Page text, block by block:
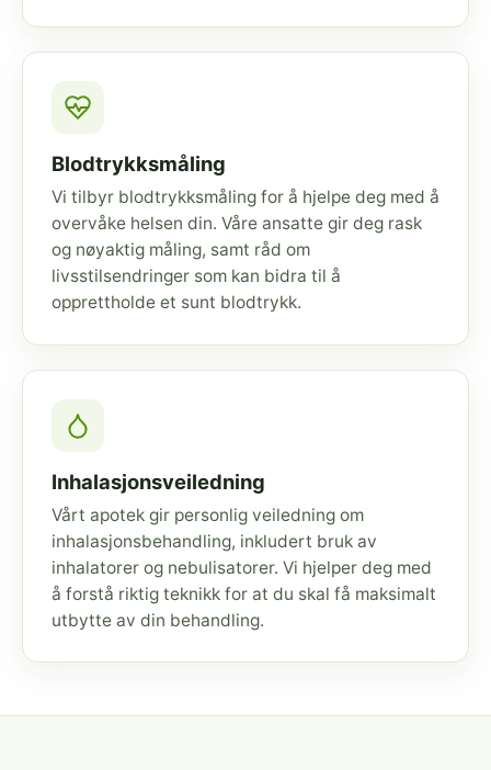
Blodtrykksmåling
Vi tilbyr blodtrykksmåling for å hjelpe deg med å
overvåke helsen din. Våre ansatte gir deg rask
og nøyaktig måling, samt råd om
livsstilsendringer som kan bidra til å
opprettholde et sunt blodtrykk.
Inhalasjonsveiledning
Vårt apotek gir personlig veiledning om
inhalasjonsbehandling, inkludert bruk av
inhalatorer og nebulisatorer. Vi hjelper deg med
å forstå riktig teknikk for at du skal få maksimalt
utbytte av din behandling.